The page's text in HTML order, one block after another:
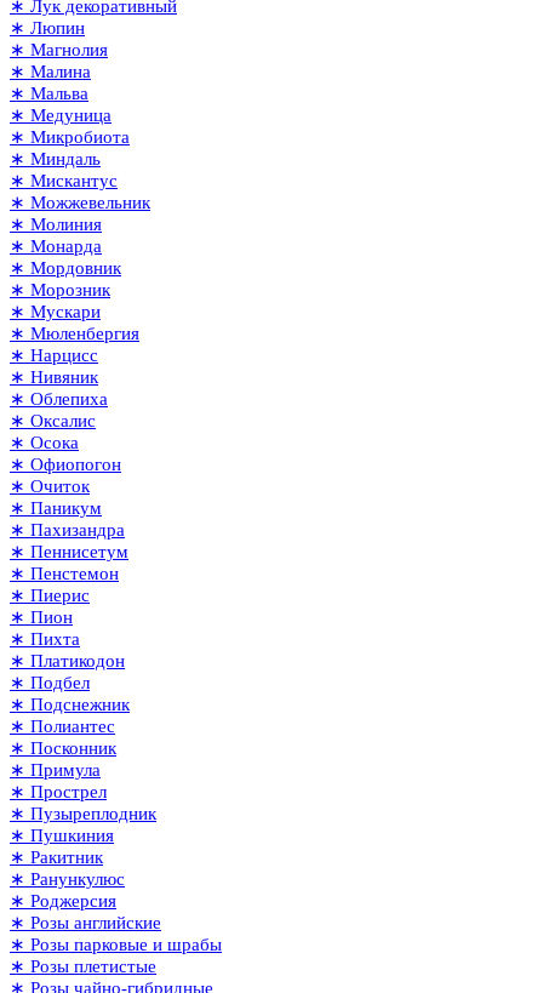
∗ Лук декоративный
∗ Люпин
∗ Магнолия
∗ Малина
∗ Мальва
∗ Медуница
∗ Микробиота
∗ Миндаль
∗ Мискантус
∗ Можжевельник
∗ Молиния
∗ Монарда
∗ Мордовник
∗ Морозник
∗ Мускари
∗ Мюленбергия
∗ Нарцисс
∗ Нивяник
∗ Облепиха
∗ Оксалис
∗ Осока
∗ Офиопогон
∗ Очиток
∗ Паникум
∗ Пахизандра
∗ Пеннисетум
∗ Пенстемон
∗ Пиерис
∗ Пион
∗ Пихта
∗ Платикодон
∗ Подбел
∗ Подснежник
∗ Полиантес
∗ Посконник
∗ Примула
∗ Прострел
∗ Пузыреплодник
∗ Пушкиния
∗ Ракитник
∗ Ранункулюс
∗ Роджерсия
∗ Розы английские
∗ Розы парковые и шрабы
∗ Розы плетистые
∗ Розы чайно-гибридные